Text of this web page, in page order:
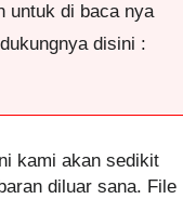
untuk di baca nya
disini :
kami akan sedikit
diluar sana. File